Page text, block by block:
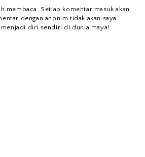
membaca. Setiap komentar masuk akan
dengan anonim tidak akan saya
menjadi diri sendiri di dunia maya!